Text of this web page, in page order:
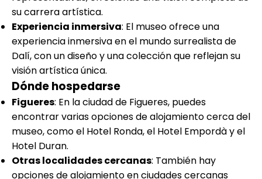
su carrera artística.
Experiencia inmersiva: El museo ofrece una
experiencia inmersiva en el mundo surrealista de
Dalí, con un diseño y una colección que reflejan su
visión artística única.
Dónde hospedarse
Figueres: En la ciudad de Figueres, puedes
encontrar varias opciones de alojamiento cerca del
museo, como el Hotel Ronda, el Hotel Empordà y el
Hotel Duran.
Otras localidades cercanas: También hay
opciones de alojamiento en ciudades cercanas